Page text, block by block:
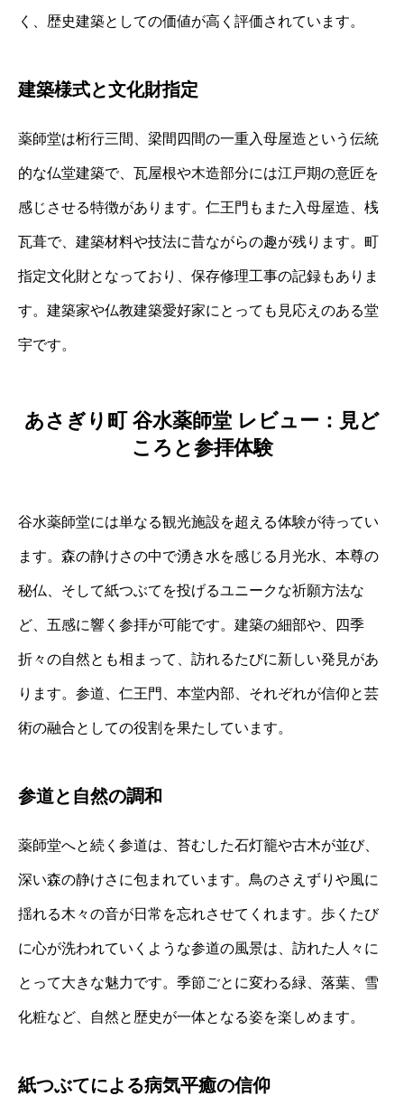
く、歴史建築としての価値が高く評価されています。
建築様式と文化財指定
薬師堂は桁行三間、梁間四間の一重入母屋造という伝統
的な仏堂建築で、瓦屋根や木造部分には江戸期の意匠を
感じさせる特徴があります。仁王門もまた入母屋造、桟
瓦葺で、建築材料や技法に昔ながらの趣が残ります。町
指定文化財となっており、保存修理工事の記録もありま
す。建築家や仏教建築愛好家にとっても見応えのある堂
宇です。
あさぎり町 谷水薬師堂 レビュー：見ど
ころと参拝体験
谷水薬師堂には単なる観光施設を超える体験が待ってい
ます。森の静けさの中で湧き水を感じる月光水、本尊の
秘仏、そして紙つぶてを投げるユニークな祈願方法な
ど、五感に響く参拝が可能です。建築の細部や、四季
折々の自然とも相まって、訪れるたびに新しい発見があ
ります。参道、仁王門、本堂内部、それぞれが信仰と芸
術の融合としての役割を果たしています。
参道と自然の調和
薬師堂へと続く参道は、苔むした石灯籠や古木が並び、
深い森の静けさに包まれています。鳥のさえずりや風に
揺れる木々の音が日常を忘れさせてくれます。歩くたび
に心が洗われていくような参道の風景は、訪れた人々に
とって大きな魅力です。季節ごとに変わる緑、落葉、雪
化粧など、自然と歴史が一体となる姿を楽しめます。
紙つぶてによる病気平癒の信仰